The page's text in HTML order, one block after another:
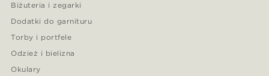
Biżuteria i zegarki
Dodatki do garnituru
Torby i portfele
Odzież i bielizna
Okulary